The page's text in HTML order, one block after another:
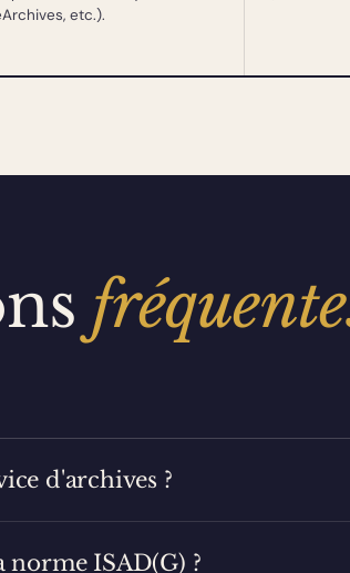
etc.).
d'archives ?
norme ISAD(G) ?